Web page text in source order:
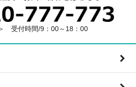
受付時間/9：00～18：00